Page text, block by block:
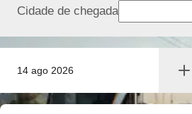
14 ago 2026
Cidade de chegada